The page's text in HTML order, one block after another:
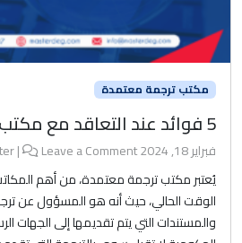
مكتب ترجمة معتمدة
5 فوائد عند التعاقد مع مكتب ترجمة معتمدة
فبراير 18, 2024 |
Leave a Comment
يُعتبر مكتب ترجمة معتمدة، من أهم
الوقت الحالي، حيث أنه هو المسؤول عن
والمستندات التي يتم تقديمها إلى الجهات